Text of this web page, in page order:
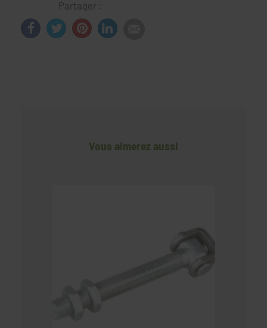
Partager :
Vous aimerez aussi